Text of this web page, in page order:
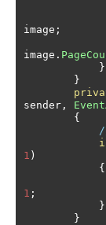
image ;
image .
}
}
sender ,
{
1 )
{
1 ;
}
}